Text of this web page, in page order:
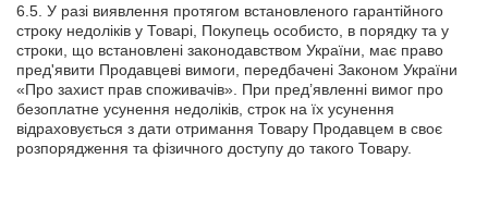
6.5. У разі виявлення протягом встановленого гарантійного
строку недоліків у Товарі, Покупець особисто, в порядку та у
строки, що встановлені законодавством України, має право
пред'явити Продавцеві вимоги, передбачені Законом України
«Про захист прав споживачів». При пред’явленні вимог про
безоплатне усунення недоліків, строк на їх усунення
відраховується з дати отримання Товару Продавцем в своє
розпорядження та фізичного доступу до такого Товару.